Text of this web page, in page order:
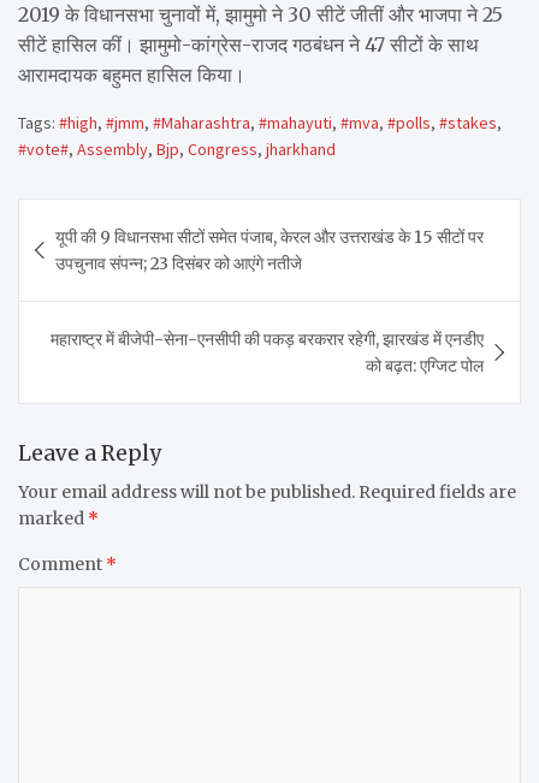
2019 के विधानसभा चुनावों में, झामुमो ने 30 सीटें जीतीं और भाजपा ने 25
सीटें हासिल कीं। झामुमो-कांग्रेस-राजद गठबंधन ने 47 सीटों के साथ
आरामदायक बहुमत हासिल किया।
Tags: #high, #jmm, #Maharashtra, #mahayuti, #mva, #polls, #stakes,
#vote#, Assembly, Bjp, Congress, jharkhand
navigation
यूपी की 9 विधानसभा सीटों समेत पंजाब, केरल और उत्तराखंड के 15 सीटों पर
उपचुनाव संपन्न; 23 दिसंबर को आएंगे नतीजे
महाराष्ट्र में बीजेपी-सेना-एनसीपी की पकड़ बरकरार रहेगी, झारखंड में एनडीए
को बढ़त: एग्जिट पोल
Leave a Reply
Your email address will not be published. Required fields are
marked *
Comment *